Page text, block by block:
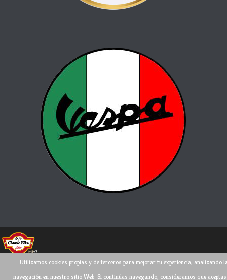
Utilizamos cookies propias y de terceros para mejorar tu experiencia, analizando
navegación en nuestro sitio Web. Si continúas navegando, consideramos que